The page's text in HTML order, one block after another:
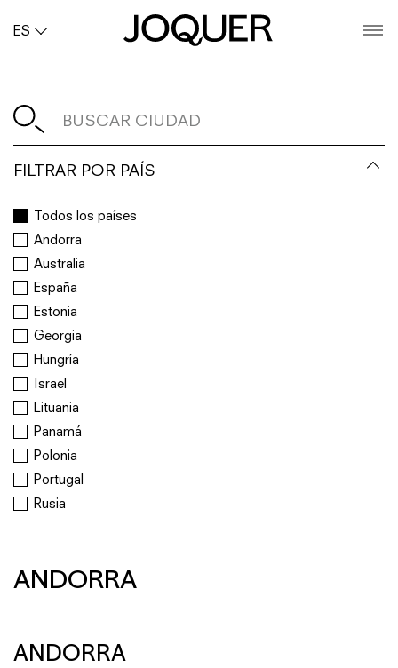
ES
Buscar Ciudad
FILTRAR POR PAÍS
Todos los países
Andorra
Australia
España
Estonia
Georgia
Hungría
Israel
Lituania
Panamá
Polonia
Portugal
Rusia
ANDORRA
ANDORRA